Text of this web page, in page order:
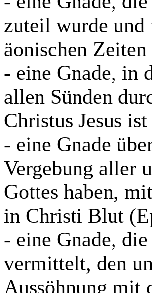
zuteil wurde und
äonischen
- eine Gnade, in
allen Sünden
Christus Jesus
- eine Gnade
Vergebung aller
Gottes haben,
in Christi Blut
- eine Gnade,
vermittelt, den
Aussöhnung mit